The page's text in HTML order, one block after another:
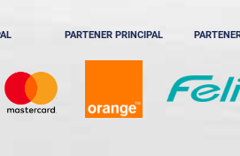
PARTENER PRINCIPAL